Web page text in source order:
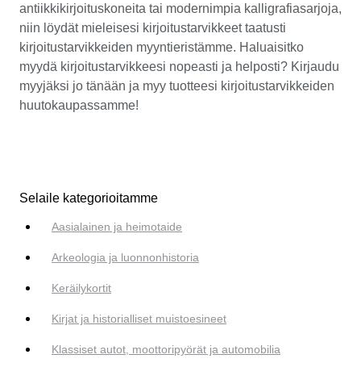
antiikkikirjoituskoneita tai modernimpia kalligrafiasarjoja,
niin löydät mieleisesi kirjoitustarvikkeet taatusti
kirjoitustarvikkeiden myyntieristämme. Haluaisitko
myydä kirjoitustarvikkeesi nopeasti ja helposti? Kirjaudu
myyjäksi jo tänään ja myy tuotteesi kirjoitustarvikkeiden
huutokaupassamme!
Selaile kategorioitamme
Aasialainen ja heimotaide
Arkeologia ja luonnonhistoria
Keräilykortit
Kirjat ja historialliset muistoesineet
Klassiset autot, moottoripyörät ja automobilia